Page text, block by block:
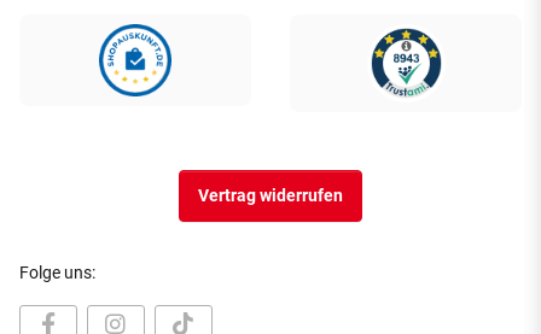
Vertrag widerrufen
Folge uns: